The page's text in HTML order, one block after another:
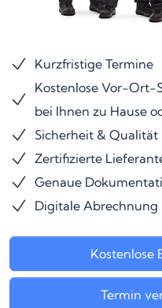
Kurzfristige Termine
Kostenlose Vor-Ort-
bei Ihnen zu Hause
Sicherheit & Qualität
Zertifizierte
Genaue
Digitale Abrechnung
Kostenlose
Termin